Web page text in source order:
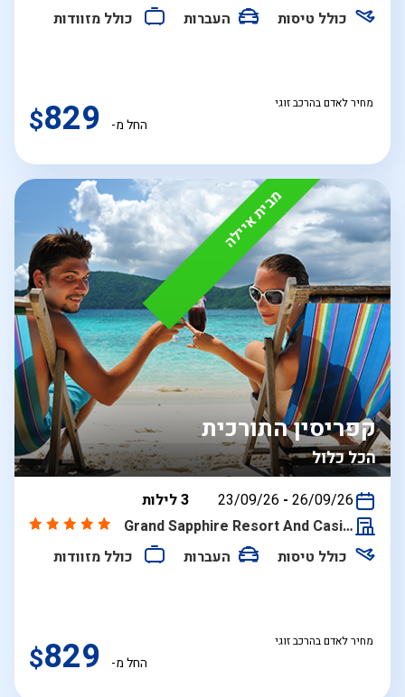
כולל טיסות
העברות כולל מזוודות
מחיר לאדם בהרכב זוגי
החל מ- $829
מבית איילה
הכל כלול
קפריסין התורכית
בין
23/09/26 - 26/09/26
3 לילות
Grand Sapphire Resort And Casino
כולל טיסות
העברות כולל מזוודות
מחיר לאדם בהרכב זוגי
החל מ- $829